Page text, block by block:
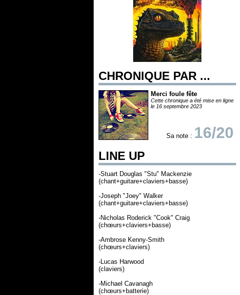
CHRONIQUE PAR ...
Merci foule fête
Cette chronique a été mise en ligne
le 16 septembre 2023
Sa note : 16/20
LINE UP
-Stuart Douglas "Stu" Mackenzie
(chant+guitare+claviers+basse)
-Joseph "Joey" Walker
(chant+guitare+claviers+basse)
-Nicholas Roderick "Cook" Craig
(chœurs+claviers+basse)
-Ambrose Kenny-Smith
(chœurs+claviers)
-Lucas Harwood
(claviers)
-Michael Cavanagh
(chœurs+batterie)